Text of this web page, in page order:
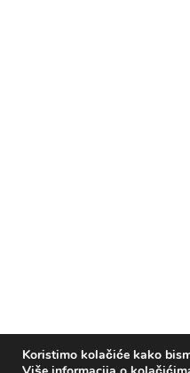
Koristimo kolačiće kako